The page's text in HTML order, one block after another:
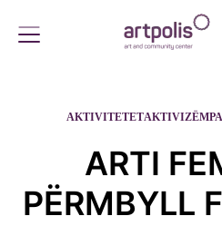
AKTIVITETETAKTIVIZËM
ARTI
PËRMBYLL